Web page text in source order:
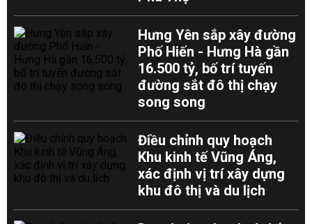
Hưng Yên sắp xây đường
Phố Hiến - Hưng Hà gần
16.500 tỷ, bố trí tuyến
đường sắt đô thị chạy
song song
Điều chỉnh quy hoạch
Khu kinh tế Vũng Áng,
xác định vị trí xây dựng
khu đô thị và du lịch